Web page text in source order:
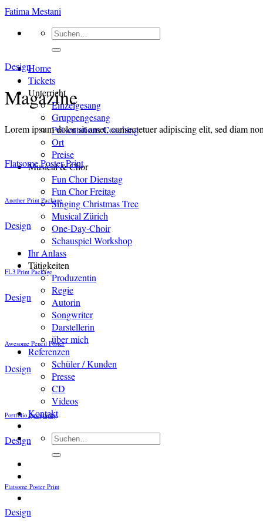
Zum
springen
Fatima Mestani
Suchen
Home
Tickets
Unterricht
Einzelgesang
Gruppengesang
Präsentations Coaching
Ort
Preise
Musical & Chor
Fun Chor Dienstag
Fun Chor Freitag
Singing Christmas Tree
Musical Zürich
One-Day-Choir
Schauspiel Workshop
Ihr Anlass
Tätigkeiten
Produzentin
Regie
Autorin
Songwriter
Darstellerin
über mich
Referenzen
Schüler / Kunden
Presse
CD
Videos
Kontakt
Suchen
Design
Magazine
Lorem ipsum dolor sit amet, consectetuer adipiscing elit, sed diam
Flatsome Poster Print
Another Print Package
Design
FL3 Print Package
Design
Awesome Pencil Poster
Design
Portfolio typography
Design
Flatsome Poster Print
Design